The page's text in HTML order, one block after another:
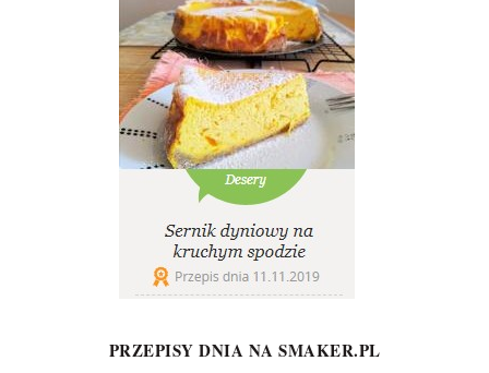
PRZEPISY DNIA NA SMAKER.PL